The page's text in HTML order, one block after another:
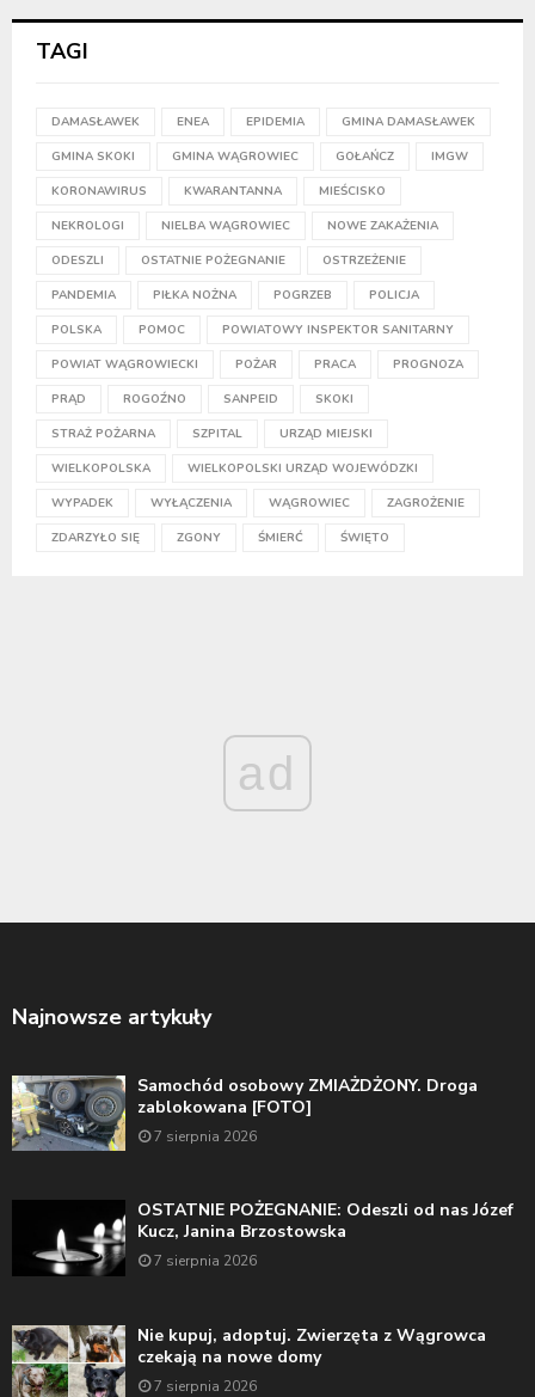
TAGI
DAMASŁAWEK ENEA EPIDEMIA GMINA DAMASŁAWEK
GMINA SKOKI GMINA WĄGROWIEC GOŁAŃCZ IMGW
KORONAWIRUS KWARANTANNA MIEŚCISKO
NEKROLOGI NIELBA WĄGROWIEC NOWE ZAKAŻENIA
ODESZLI OSTATNIE POŻEGNANIE OSTRZEŻENIE
PANDEMIA PIŁKA NOŻNA POGRZEB POLICJA
POLSKA POMOC POWIATOWY INSPEKTOR SANITARNY
POWIAT WĄGROWIECKI POŻAR PRACA PROGNOZA
PRĄD ROGOŹNO SANPEID SKOKI
STRAŻ POŻARNA SZPITAL URZĄD MIEJSKI
WIELKOPOLSKA WIELKOPOLSKI URZĄD WOJEWÓDZKI
WYPADEK WYŁĄCZENIA WĄGROWIEC ZAGROŻENIE
ZDARZYŁO SIĘ ZGONY ŚMIERĆ ŚWIĘTO
ad
Najnowsze artykuły
Samochód osobowy ZMIAŻDŻONY. Droga
zablokowana [FOTO]
7 sierpnia 2026
OSTATNIE POŻEGNANIE: Odeszli od nas Józef
Kucz, Janina Brzostowska
7 sierpnia 2026
Nie kupuj, adoptuj. Zwierzęta z Wągrowca
czekają na nowe domy
7 sierpnia 2026